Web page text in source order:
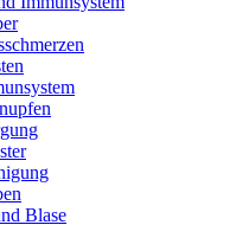
Blase